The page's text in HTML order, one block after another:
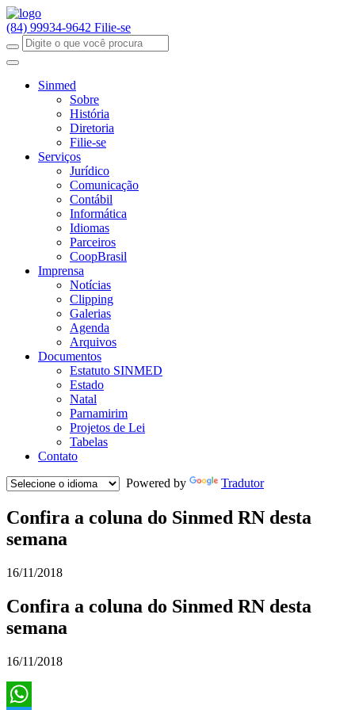
(84) 99934-9642 Filie-se
Sinmed
Sobre
História
Diretoria
Filie-se
Serviços
Jurídico
Comunicação
Contábil
Informática
Idiomas
Parceiros
CoopBrasil
Imprensa
Notícias
Clipping
Galerias
Agenda
Arquivos
Documentos
Estatuto SINMED
Estado
Natal
Parnamirim
Projetos de Lei
Tabelas
Contato
Powered by
Tradutor
Confira a coluna do Sinmed RN desta
semana
16/11/2018
Confira a coluna do Sinmed RN desta
semana
16/11/2018